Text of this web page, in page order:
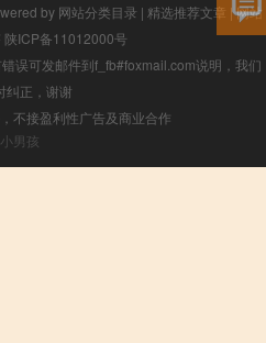
by 网站分类目录 | 精选推荐文章 |网站
陕ICP备11012000号
误可发邮件到f_fb#foxmail.com说明，我们
纠正，谢谢
不接盈利性广告及商业合作
小男孩